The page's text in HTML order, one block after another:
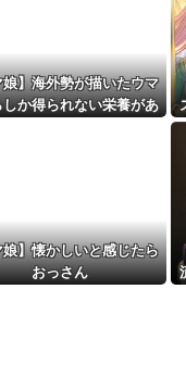
】海外勢が描いたウマ
か得られない栄養があ
】懐かしいと感じたら
おっさん